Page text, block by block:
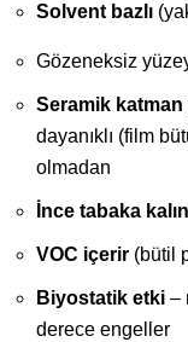
Solvent bazlı
Gözeneksiz
Seramik katman
dayanıklı (film
olmadan
İnce tabaka
VOC içerir (bütil
Biyostatik etki –
derece engeller